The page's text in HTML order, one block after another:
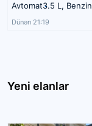
Avtomat3.5 L, Benzin
Dünən 21:19
Yeni elanlar